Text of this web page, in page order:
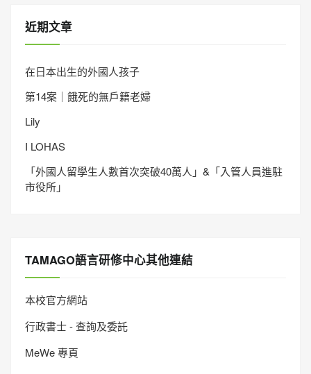
近期文章
在日本出生的外國人孩子
第14案｜餓死的無戶籍老婦
Lily
I LOHAS
「外國人留學生人數首次突破40萬人」&「入管人員進駐
市役所」
TAMAGO語言研修中心其他連結
本校官方網站
行政書士 - 查詢及委託
MeWe 專頁